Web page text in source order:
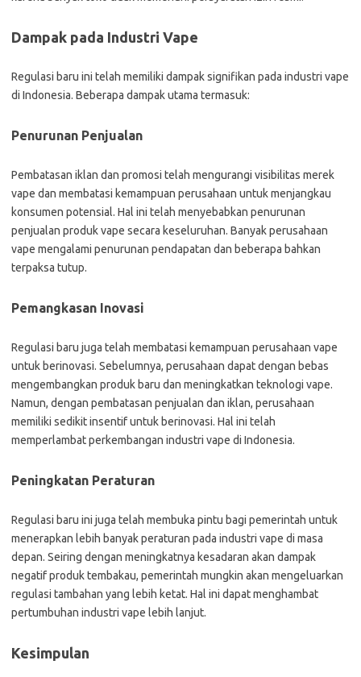
Dampak pada Industri Vape
Regulasi baru ini telah memiliki dampak signifikan pada industri vape
di Indonesia. Beberapa dampak utama termasuk:
Penurunan Penjualan
Pembatasan iklan dan promosi telah mengurangi visibilitas merek
vape dan membatasi kemampuan perusahaan untuk menjangkau
konsumen potensial. Hal ini telah menyebabkan penurunan
penjualan produk vape secara keseluruhan. Banyak perusahaan
vape mengalami penurunan pendapatan dan beberapa bahkan
terpaksa tutup.
Pemangkasan Inovasi
Regulasi baru juga telah membatasi kemampuan perusahaan vape
untuk berinovasi. Sebelumnya, perusahaan dapat dengan bebas
mengembangkan produk baru dan meningkatkan teknologi vape.
Namun, dengan pembatasan penjualan dan iklan, perusahaan
memiliki sedikit insentif untuk berinovasi. Hal ini telah
memperlambat perkembangan industri vape di Indonesia.
Peningkatan Peraturan
Regulasi baru ini juga telah membuka pintu bagi pemerintah untuk
menerapkan lebih banyak peraturan pada industri vape di masa
depan. Seiring dengan meningkatnya kesadaran akan dampak
negatif produk tembakau, pemerintah mungkin akan mengeluarkan
regulasi tambahan yang lebih ketat. Hal ini dapat menghambat
pertumbuhan industri vape lebih lanjut.
Kesimpulan